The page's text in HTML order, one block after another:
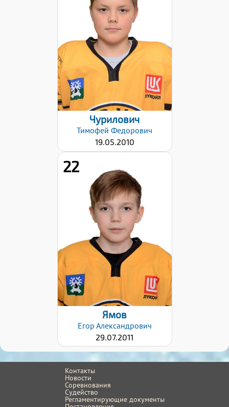
Хват клюшки:
Левый
Дата заявки:
12.12.2024
Чурилович
Тимофей Федорович
19.05.2010
22
Хват клюшки:
Левый
Дата заявки:
12.12.2024
Ямов
Егор Александрович
29.07.2011
Контакты
Новости
Соревнования
Судейство
Регламентирующие документы